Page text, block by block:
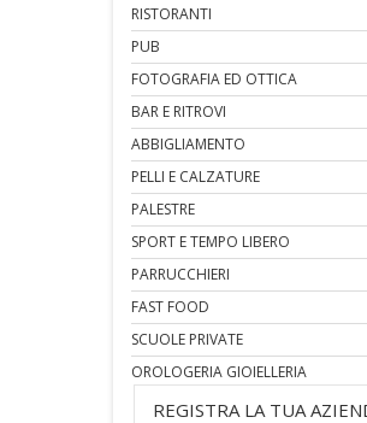
RISTORANTI
PUB
FOTOGRAFIA ED OTTICA
BAR E RITROVI
ABBIGLIAMENTO
PELLI E CALZATURE
PALESTRE
SPORT E TEMPO LIBERO
PARRUCCHIERI
FAST FOOD
SCUOLE PRIVATE
OROLOGERIA GIOIELLERIA
REGISTRA LA TUA